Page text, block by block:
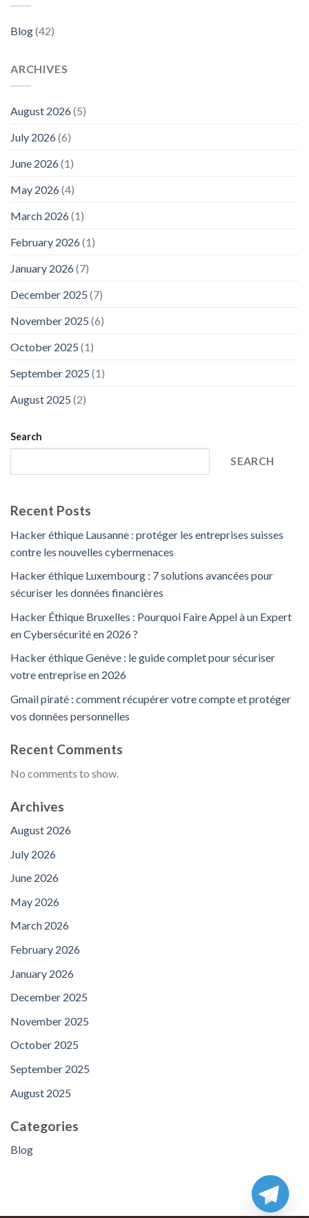
Blog(42)
ARCHIVES
August 2026(5)
July 2026(6)
June 2026(1)
May 2026(4)
March 2026(1)
February 2026(1)
January 2026(7)
December 2025 (7)
November 2025 (6)
October 2025 (1)
September 2025 (1)
August 2025 (2)
Search
SEARCH
Recent Posts
Hacker éthique Lausanne : protéger les entreprises suisses
contre les nouvelles cybermenaces
Hacker éthique Luxembourg : 7 solutions avancées pour
sécuriser les données financières
Hacker Éthique Bruxelles : Pourquoi Faire Appel à un Expert
en Cybersécurité en 2026 ?
Hacker éthique Genève : le guide complet pour sécuriser
votre entreprise en 2026
Gmail piraté : comment récupérer votre compte et protéger
vos données personnelles
Recent Comments
No comments to show.
Archives
August 2026
July 2026
June 2026
May 2026
March 2026
February 2026
January 2026
December 2025
November 2025
October 2025
September 2025
August 2025
Categories
Blog